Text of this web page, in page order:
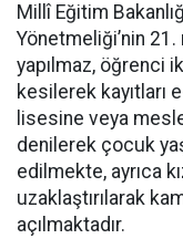
Millî Eğitim
Yönetmeliği’nin 21.
yapılmaz, öğrenci
kesilerek kayıtları
lisesine veya
denilerek çocuk
edilmekte, ayrıca
uzaklaştırılarak
açılmaktadır.